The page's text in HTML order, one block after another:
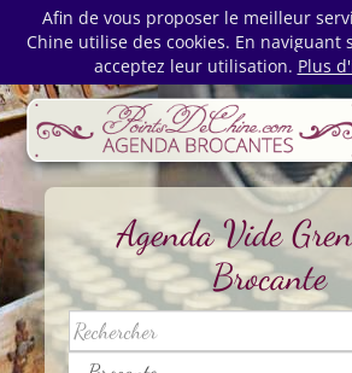
Afin de vous proposer le meilleur
Chine utilise des cookies. En naviguant
acceptez leur utilisation. Plus
Agenda Vide
Brocante